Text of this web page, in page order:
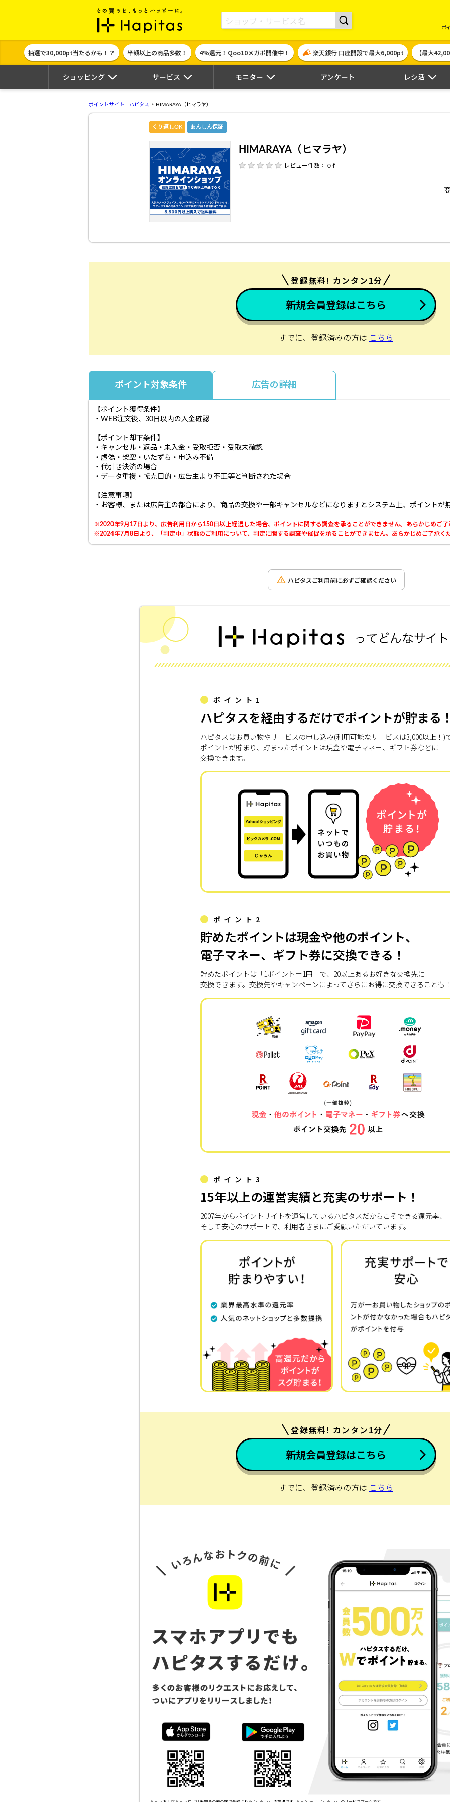
ポイント貯めて現金やギフト券に交換できるポイントサイト | ハピタス
ポ
抽選で30,000pt当たるかも！？ 半額以上の商品多数！ 4%還元！Qoo10メガポ開催中！ 楽天銀行 口座開設で最大6,000pt 【最大
ショッピング サービス モニター アンケート レシ活
ポイントサイト｜ハピタス HIMARAYA（ヒマラヤ）
くり返しOK あんしん保証
HIMARAYA（ヒマラヤ）
レビュー件数： 0 件
登録無料! カンタン1分
新規会員登録はこちら
すでに、登録済みの方は こちら
ポイント対象条件 広告の詳細
【ポイント獲得条件】
・WEB注文後、30日以内の入金確認
【ポイント却下条件】
・キャンセル・返品・未入金・受取拒否・受取未確認
・虚偽・架空・いたずら・申込み不備
・代引き決済の場合
・データ重複・転売目的・広告主より不正等と判断された場合
【注意事項】
・お客様、または広告主の都合により、商品の交換や一部キャンセルなどになりますとシステム上、ポイントが
※2020年9月17日より、広告利用日から150日以上経過した場合、ポイントに関する調査を承ることができません。あらかじめご了
※2024年7月8日より、「判定中」状態のご利用について、判定に関する調査や催促を承ることができません。あらかじめご了承く
ハピタスご利用前に必ずご確認ください
ポイント1
ハピタスを経由するだけでポイントが貯まる
ハピタスはお買い物やサービスの申し込み(利用可能なサービスは3,000以上！)
ポイントが貯まり、貯まったポイントは現金や電子マネー、ギフト券などに
交換できます。
ポイント2
貯めたポイントは現金や他のポイント、
電子マネー、ギフト券に交換できる！
貯めたポイントは「1ポイント＝1円」で、20以上あるお好きな交換先に
交換できます。交換先やキャンペーンによってさらにお得に交換できることも
ポイント3
15年以上の運営実績と充実のサポート！
2007年からポイントサイトを運営しているハピタスだからこそできる還元率、
そして安心のサポートで、利用者さまにご愛顧いただいています。
登録無料! カンタン1分
新規会員登録はこちら
すでに、登録済みの方は こちら